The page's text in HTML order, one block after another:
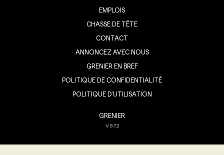
EMPLOIS
CHASSE DE TÊTE
CONTACT
ANNONCEZ AVEC NOUS
GRENIER EN BREF
POLITIQUE DE CONFIDENTIALITÉ
POLITIQUE D’UTILISATION
GRENIER
V8.7.2